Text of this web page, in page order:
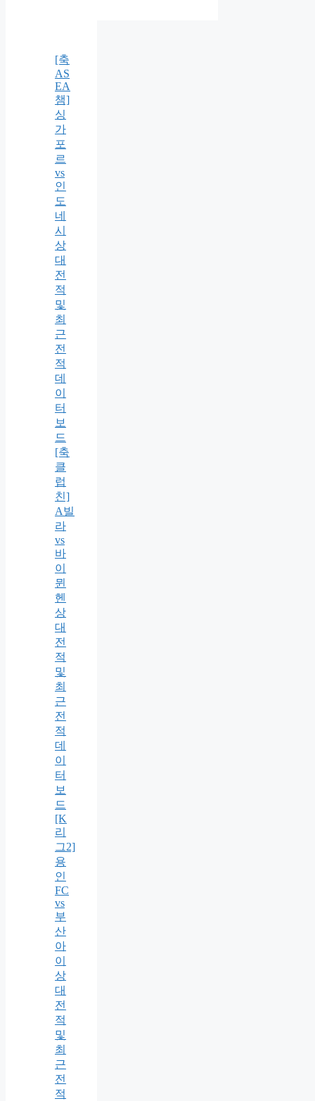
[축
AS
EA
챔]
싱
가
포
르
vs
인
도
네
시
상
대
전
적
및
최
근
전
적
데
이
터
보
드
[축
클
럽
친]
A빌
라
vs
바
이
뮌
헨
상
대
전
적
및
최
근
전
적
데
이
터
보
드
[K
리
그2]
용
인
FC
vs
부
산
아
이
상
대
전
적
및
최
근
전
적